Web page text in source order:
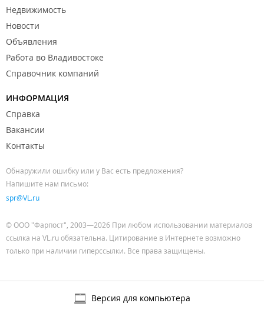
Недвижимость
Новости
Объявления
Работа во Владивостоке
Справочник компаний
ИНФОРМАЦИЯ
Справка
Вакансии
Контакты
Обнаружили ошибку или у Вас есть предложения?
Напишите нам письмо:
spr@VL.ru
© ООО "Фарпост", 2003—2026 При любом использовании материалов
ссылка на VL.ru обязательна. Цитирование в Интернете возможно
только при наличии гиперссылки. Все права защищены.
Версия для компьютера